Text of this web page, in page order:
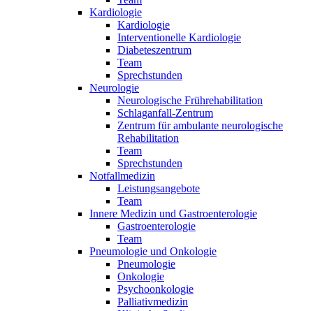
Kardiologie
Kardiologie
Interventionelle Kardiologie
Diabeteszentrum
Team
Sprechstunden
Neurologie
Neurologische Frührehabilitation
Schlaganfall-Zentrum
Zentrum für ambulante neurologische
Rehabilitation
Team
Sprechstunden
Notfallmedizin
Leistungsangebote
Team
Innere Medizin und Gastroenterologie
Gastroenterologie
Team
Pneumologie und Onkologie
Pneumologie
Onkologie
Psychoonkologie
Palliativmedizin